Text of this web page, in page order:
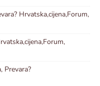
Hrvatska,cijena,Forum,
Prevara?